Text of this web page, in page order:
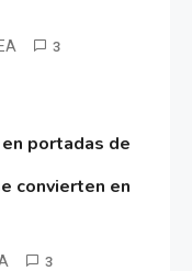
3
portadas de
convierten en
3